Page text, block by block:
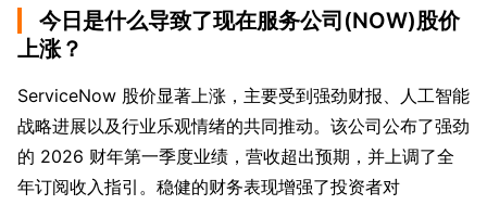
今日是什么导致了现在服务公司(NOW)股价
上涨？
ServiceNow 股价显著上涨，主要受到强劲财报、人工智能
战略进展以及行业乐观情绪的共同推动。该公司公布了强劲
的 2026 财年第一季度业绩，营收超出预期，并上调了全
年订阅收入指引。稳健的财务表现增强了投资者对